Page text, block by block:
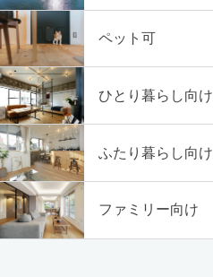
ペット可
ひとり暮らし向け
ふたり暮らし向け
ファミリー向け